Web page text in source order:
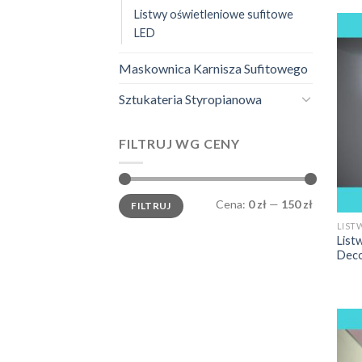
Listwy oświetleniowe sufitowe
LED
Maskownica Karnisza Sufitowego
Sztukateria Styropianowa
FILTRUJ WG CENY
Cena
min.
Cena
maks.FILTRUJ Cena: 0 zł — 150 zł
Z